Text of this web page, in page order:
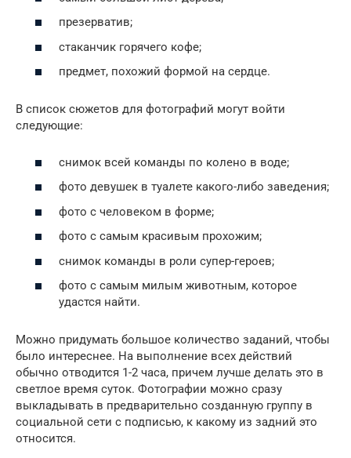
презерватив;
стаканчик горячего кофе;
предмет, похожий формой на сердце.
В список сюжетов для фотографий могут войти
следующие:
снимок всей команды по колено в воде;
фото девушек в туалете какого-либо заведения;
фото с человеком в форме;
фото с самым красивым прохожим;
снимок команды в роли супер-героев;
фото с самым милым животным, которое
удастся найти.
Можно придумать большое количество заданий, чтобы
было интереснее. На выполнение всех действий
обычно отводится 1-2 часа, причем лучше делать это в
светлое время суток. Фотографии можно сразу
выкладывать в предварительно созданную группу в
социальной сети с подписью, к какому из задний это
относится.